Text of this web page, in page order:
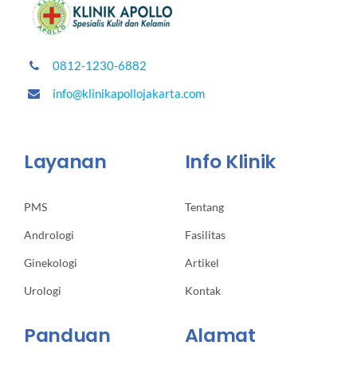
0812-1230-6882
info@klinikapollojakarta.com
Layanan
PMS
Andrologi
Ginekologi
Urologi
Info Klinik
Tentang
Fasilitas
Artikel
Kontak
Panduan Alamat